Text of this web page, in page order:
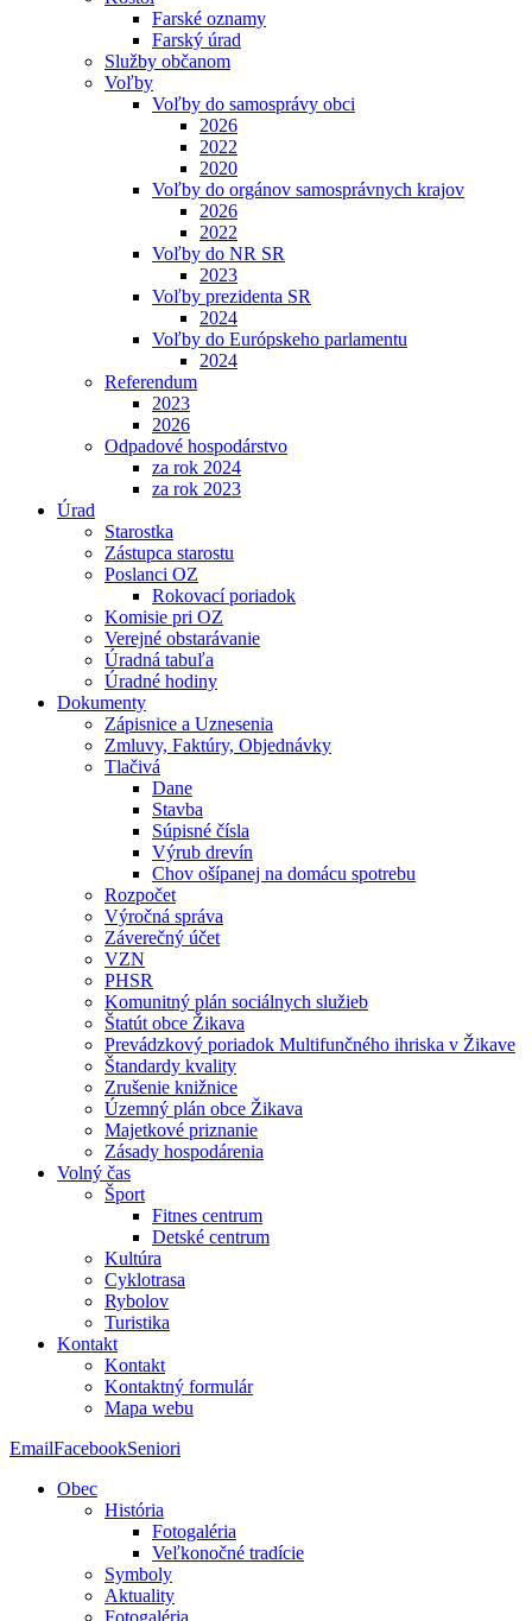
Farské oznamy
Farský úrad
Služby občanom
Voľby
Voľby do samosprávy obci
2026
2022
2020
Voľby do orgánov samosprávnych krajov
2026
2022
Voľby do NR SR
2023
Voľby prezidenta SR
2024
Voľby do Európskeho parlamentu
2024
Referendum
2023
2026
Odpadové hospodárstvo
za rok 2024
za rok 2023
Úrad
Starostka
Zástupca starostu
Poslanci OZ
Rokovací poriadok
Komisie pri OZ
Verejné obstarávanie
Úradná tabuľa
Úradné hodiny
Dokumenty
Zápisnice a Uznesenia
Zmluvy, Faktúry, Objednávky
Tlačivá
Dane
Stavba
Súpisné čísla
Výrub drevín
Chov ošípanej na domácu spotrebu
Rozpočet
Výročná správa
Záverečný účet
VZN
PHSR
Komunitný plán sociálnych služieb
Štatút obce Žikava
Prevádzkový poriadok Multifunčného ihriska v Žikave
Štandardy kvality
Zrušenie knižnice
Územný plán obce Žikava
Majetkové priznanie
Zásady hospodárenia
Volný čas
Šport
Fitnes centrum
Detské centrum
Kultúra
Cyklotrasa
Rybolov
Turistika
Kontakt
Kontakt
Kontaktný formulár
Mapa webu
EmailFacebookSeniori
Obec
História
Fotogaléria
Veľkonočné tradície
Symboly
Aktuality
Fotogaléria